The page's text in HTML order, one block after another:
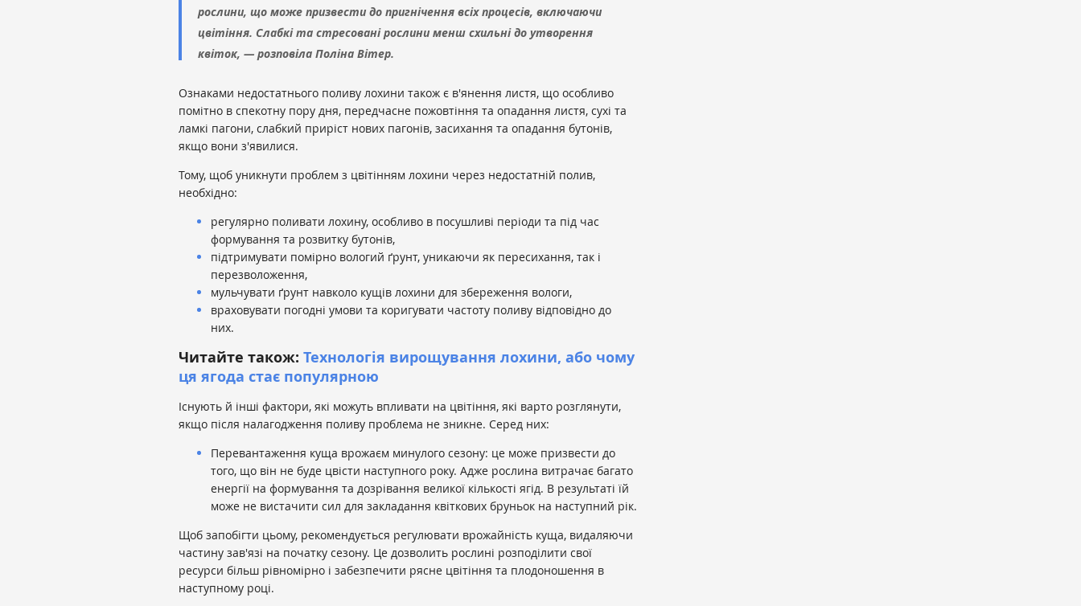
рослини, що може призвести до пригнічення всіх процесів, включаючи
цвітіння. Слабкі та стресовані рослини менш схильні до утворення
квіток, — розповіла Поліна Вітер.
Ознаками недостатнього поливу лохини також є в'янення листя, що особливо
помітно в спекотну пору дня, передчасне пожовтіння та опадання листя, сухі та
ламкі пагони, слабкий приріст нових пагонів, засихання та опадання бутонів,
якщо вони з'явилися.
Тому, щоб уникнути проблем з цвітінням лохини через недостатній полив,
необхідно:
регулярно поливати лохину, особливо в посушливі періоди та під час
формування та розвитку бутонів,
підтримувати помірно вологий ґрунт, уникаючи як пересихання, так і
перезволоження,
мульчувати ґрунт навколо кущів лохини для збереження вологи,
враховувати погодні умови та коригувати частоту поливу відповідно до
них.
Читайте також: Технологія вирощування лохини, або чому
ця ягода стає популярною
Існують й інші фактори, які можуть впливати на цвітіння, які варто розглянути,
якщо після налагодження поливу проблема не зникне. Серед них:
Перевантаження куща врожаєм минулого сезону: це може призвести до
того, що він не буде цвісти наступного року. Адже рослина витрачає багато
енергії на формування та дозрівання великої кількості ягід. В результаті їй
може не вистачити сил для закладання квіткових бруньок на наступний рік.
Щоб запобігти цьому, рекомендується регулювати врожайність куща, видаляючи
частину зав'язі на початку сезону. Це дозволить рослині розподілити свої
ресурси більш рівномірно і забезпечити рясне цвітіння та плодоношення в
наступному році.